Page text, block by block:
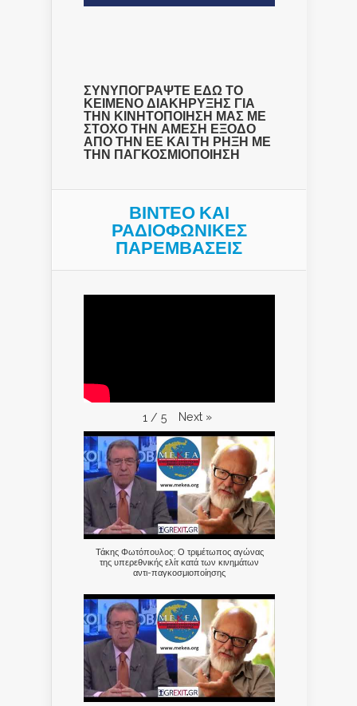
ΣΥΝΥΠΟΓΡΑΨΤΕ ΕΔΩ ΤΟ
ΚΕΙΜΕΝΟ ΔΙΑΚΗΡΥΞΗΣ ΓΙΑ
ΤΗΝ ΚΙΝΗΤΟΠΟΙΗΣΗ ΜΑΣ ΜΕ
ΣΤΟΧΟ ΤΗΝ ΑΜΕΣΗ ΕΞΟΔΟ
ΑΠΟ ΤΗΝ ΕΕ ΚΑΙ ΤΗ ΡΗΞΗ ΜΕ
ΤΗΝ ΠΑΓΚΟΣΜΙΟΠΟΙΗΣΗ
ΒΙΝΤΕΟ ΚΑΙ
ΡΑΔΙΟΦΩΝΙΚΕΣ
ΠΑΡΕΜΒΑΣΕΙΣ
1 / 5 Next »
Τάκης Φωτόπουλος: Ο τριμέτωπος αγώνας
της υπερεθνικής ελίτ κατά των κινημάτων
αντι-παγκοσμιοποίησης